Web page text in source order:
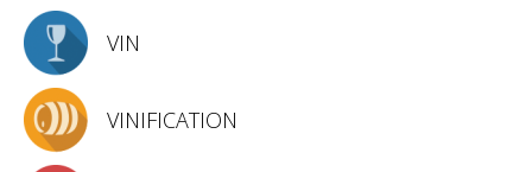
VIN
VINIFICATION